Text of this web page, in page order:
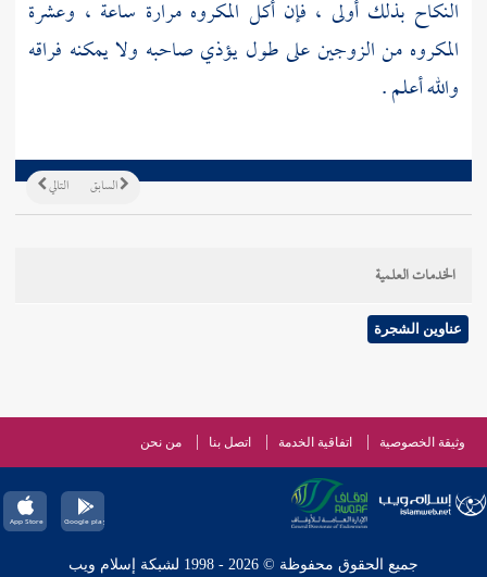
النكاح بذلك أولى ، فإن أكل المكروه مرارة ساعة ، وعشرة
المكروه من الزوجين على طول يؤذي صاحبه ولا يمكنه فراقه
والله أعلم .
التالي السابق
الخدمات العلمية
عناوين الشجرة
وثيقة الخصوصية اتفاقية الخدمة اتصل بنا من نحن
جميع الحقوق محفوظة © 2026 - 1998 لشبكة إسلام ويب